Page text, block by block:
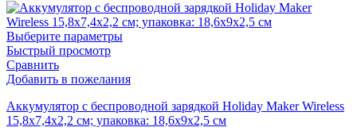
Выберите параметры
Быстрый просмотр
Сравнить
Добавить в пожелания
Аккумулятор с беспроводной зарядкой Holiday Maker Wireless
15,8х7,4х2,2 см; упаковка: 18,6х9х2,5 см